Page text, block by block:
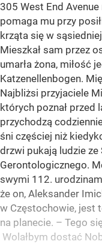
305 West End
pomaga mu przy
krząta się w
Mieszkał sam przez
umarła żona, miłość
Katzenellenbogen.
Najbliżsi przyjaciele
których poznał przed
przychodzą
śni częściej niż
drzwi pukają ludzie
Gerontologicznego.
swymi 112.
że on, Aleksander
w Częstochowie, jest
na planecie. – Tego
Wolałbym dostać